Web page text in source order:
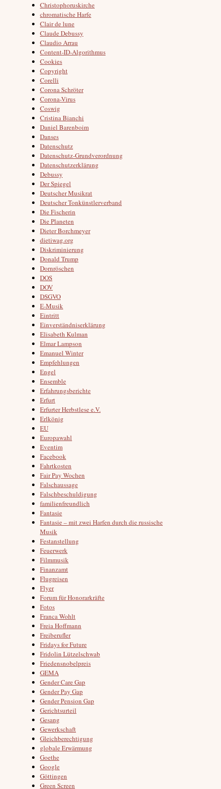
Christophoruskirche
chromatische Harfe
Clair de lune
Claude Debussy
Claudio Arrau
Content-ID-Algorithmus
Cookies
Copyright
Corelli
Corona Schröter
Corona-Virus
Coswig
Cristina Bianchi
Daniel Barenboim
Danses
Datenschutz
Datenschutz-Grundverordnung
Datenschutzerklärung
Debussy
Der Spiegel
Deutscher Musikrat
Deutscher Tonkünstlerverband
Die Fischerin
Die Planeten
Dieter Borchmeyer
dietiwag.org
Diskriminierung
Donald Trump
Dornröschen
DOS
DOV
DSGVO
E-Musik
Eintritt
Einverständniserklärung
Elisabeth Kulman
Elmar Lampson
Emanuel Winter
Empfehlungen
Engel
Ensemble
Erfahrungsberichte
Erfurt
Erfurter Herbstlese e.V.
Erlkönig
EU
Europawahl
Eventim
Facebook
Fahrtkosten
Fair Pay Wochen
Falschaussage
Falschbeschuldigung
familienfreundlich
Fantasie
Fantasie – mit zwei Harfen durch die russische
Musik
Festanstellung
Feuerwerk
Filmmusik
Finanzamt
Flugreisen
Flyer
Forum für Honorarkräfte
Fotos
Franca Wohlt
Freia Hoffmann
Freiberufler
Fridays for Future
Fridolin Lützelschwab
Friedensnobelpreis
GEMA
Gender Care Gap
Gender Pay Gap
Gender Pension Gap
Gerichtsurteil
Gesang
Gewerkschaft
Gleichberechtigung
globale Erwärmung
Goethe
Google
Göttingen
Green Screen